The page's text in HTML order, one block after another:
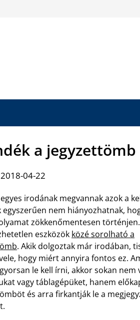
a jegyzettömb
04-22
irodának megvannak azok a
egyszerűen nem hiányozhatnak,
zökkenőmentesen
eszközök közé sorolható a
. Akik dolgoztak már irodában,
hogy miért annyira fontos ez.
le kell írni, akkor sokan nem
vagy táblagépüket, hanem
és arra firkantják le a